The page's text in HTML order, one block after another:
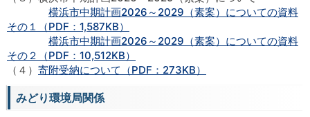
横浜市中期計画2026～2029（素案）についての資料
その１（PDF：1,587KB）
横浜市中期計画2026～2029（素案）についての資料
その２（PDF：10,512KB）
（４） 寄附受納について（PDF：273KB）
みどり環境局関係